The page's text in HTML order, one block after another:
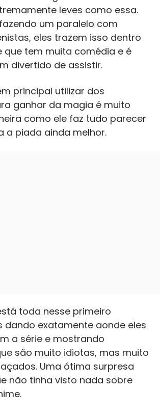
leves como essa.
um paralelo com
eles trazem isso dentro
que tem muita comédia e é
divertido de assistir.
principal utilizar dos
ganhar da magia é muito
como ele faz tudo parecer
a piada ainda melhor.
toda nesse primeiro
dando exatamente aonde eles
a série e mostrando
são muito idiotas, mas muito
Uma ótima surpresa
não tinha visto nada sobre